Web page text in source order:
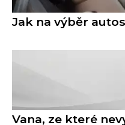
Jak na výběr
Vana, ze které